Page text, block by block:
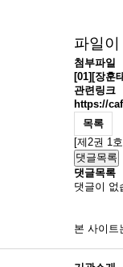
파일
첨부파일
[01][장훈
관련링크
https://
목록
[제2권 1
댓글목록
댓글목록
댓글이 없
본 사이트